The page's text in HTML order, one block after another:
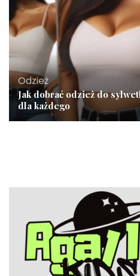
Odzież
Jak dobrać odzież do
dla każdego